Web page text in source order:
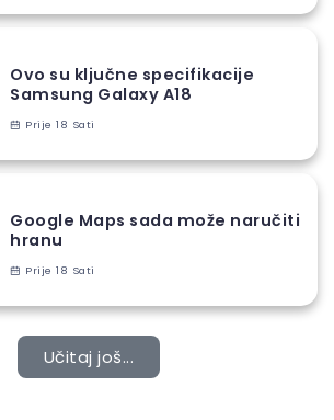
Ovo su ključne specifikacije
Samsung Galaxy A18
Prije 18 Sati
Google Maps sada može naručiti
hranu
Prije 18 Sati
Učitaj još...